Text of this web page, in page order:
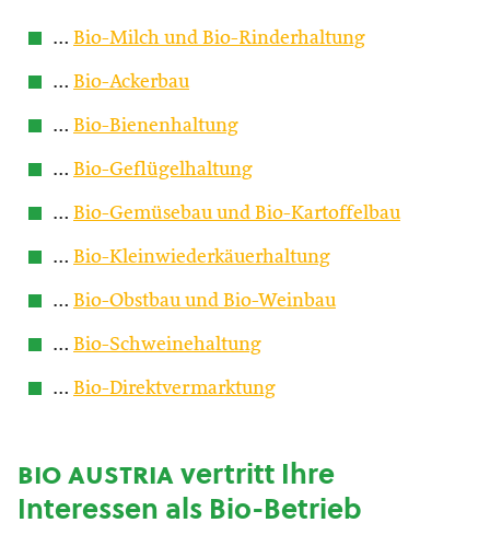
… Bio-Milch und Bio-Rinderhaltung
… Bio-Ackerbau
… Bio-Bienenhaltung
… Bio-Geflügelhaltung
… Bio-Gemüsebau und Bio-Kartoffelbau
… Bio-Kleinwiederkäuerhaltung
… Bio-Obstbau und Bio-Weinbau
… Bio-Schweinehaltung
… Bio-Direktvermarktung
bio austriavertritt Ihre
Interessen als Bio-Betrieb